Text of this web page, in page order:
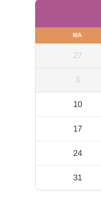
MA
27
3
10
17
24
31